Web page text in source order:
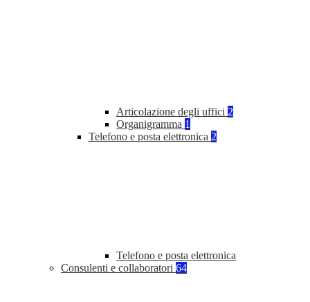
Articolazione degli uffici 2
Organigramma 1
Telefono e posta elettronica 2
Telefono e posta elettronica
Consulenti e collaboratori 64